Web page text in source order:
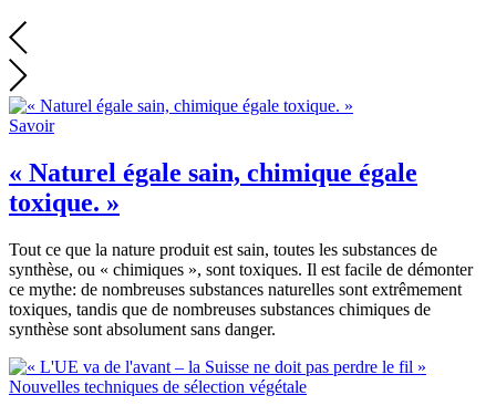
Savoir
« Naturel égale sain, chimique égale
toxique. »
Tout ce que la nature produit est sain, toutes les substances de
synthèse, ou « chimiques », sont toxiques. Il est facile de démonter
ce mythe: de nombreuses substances naturelles sont extrêmement
toxiques, tandis que de nombreuses substances chimiques de
synthèse sont absolument sans danger.
Nouvelles techniques de sélection végétale